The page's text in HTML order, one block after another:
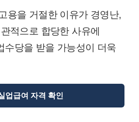
용을 거절한 이유가 경영난,
적으로 합당한 사유에
수당을 받을 가능성이 더욱
업급여 자격 확인